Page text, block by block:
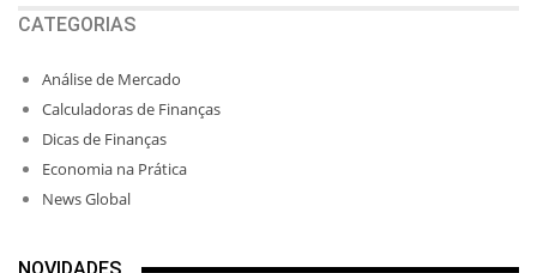
CATEGORIAS
Análise de Mercado
Calculadoras de Finanças
Dicas de Finanças
Economia na Prática
News Global